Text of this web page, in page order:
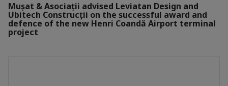
Mușat & Asociații advised Leviatan Design and
Ubitech Construcții on the successful award and
defence of the new Henri Coandă Airport terminal
project